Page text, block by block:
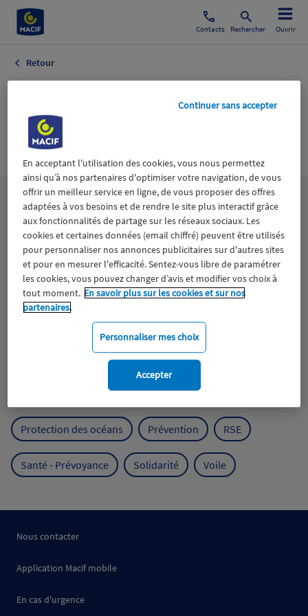
Contacts Rechercher Ouvrir
Retour
Culture Agenda
Bons Plans
Lesthématiques
Aidants Catastrophes naturelles Climat
Engagement Epargne ESS
Expérience clients Fondation Macif
Mutualisme
Protection de l'environnement
Protection des océans Prévention RSE
Santé - Prévoyance Solidarité Voile
Nous contacter
Application Macif mobile
En cas d'urgence
En acceptant l'utilisation des cookies, vous nous permettez
ainsi qu’à nos partenaires d'optimiser votre navigation, de vous
offrir un meilleur service en ligne, de vous proposer des offres
adaptées à vos besoins et de rendre le site plus interactif grâce
aux fonctionnalités de partage sur les réseaux sociaux. Les
cookies et certaines données (email chiffré) peuvent être utilisés
pour personnaliser nos annonces publicitaires sur d'autres sites
et pour en mesurer l'efficacité. Sentez-vous libre de paramétrer
les cookies, vous pouvez changer d’avis et modifier vos choix à
tout moment. En savoir plus sur les cookies et sur nos
partenaires.
Personnaliser mes choix
Continuer sans accepter
Accepter